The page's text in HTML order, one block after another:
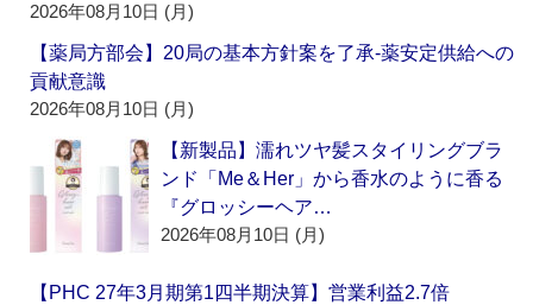
2026年08月10日 (月)
【薬局方部会】20局の基本方針案を了承‐薬安定供給への
貢献意識
2026年08月10日 (月)
【新製品】濡れツヤ髪スタイリングブラ
ンド「Me＆Her」から香水のように香る
『グロッシーヘア…
2026年08月10日 (月)
【PHC 27年3月期第1四半期決算】営業利益2.7倍